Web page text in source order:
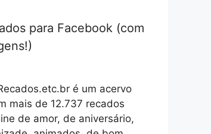
para Facebook (com
é um acervo
mais de 12.737 recados
de amor, de aniversário,